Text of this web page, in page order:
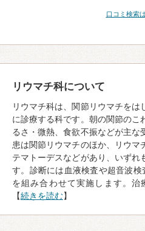
口コミ検索
リウマチ科について
リウマチ科は、関節リウマチをは
に診療する科です。朝の関節のこ
るさ・微熱、食欲不振などが主な
患は関節リウマチのほか、リウマ
テマトーデスなどがあり、いずれ
す。診断には血液検査や超音波
を組み合わせて実施します。治
【続きを読む】